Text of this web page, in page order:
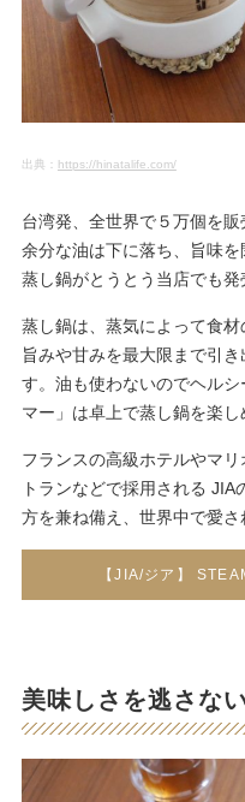
出典： https://hinatalife.com/
台湾発、全世界で５万個を販
余分な油は下に落ち、旨味
蒸し鍋がとうとう当店でも発
蒸し鍋は、蒸気によって食
旨みや甘みを最大限まで引
す。油も使わないのでヘル
マー」は卓上で蒸し鍋を楽し
フランスの高級ホテルやマ
トランなどで採用される
方を兼ね備え、世界中で愛さ
【JIA/ジア】
美味しさを逃さな